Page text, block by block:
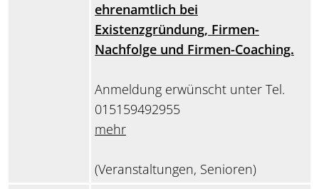
ehrenamtlich bei
Existenzgründung, Firmen-
Nachfolge und Firmen-Coaching.
Anmeldung erwünscht unter Tel.
015159492955
mehr
(Veranstaltungen, Senioren)